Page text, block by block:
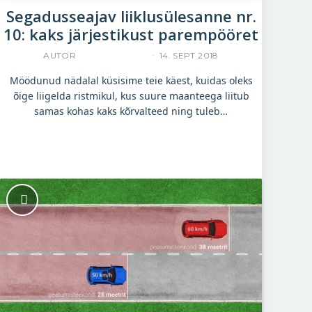
Segadusseajav liiklusülesanne nr.
10: kaks järjestikust parempööret
AUTOR 14. SEPT 2018
Möödunud nädalal küsisime teie käest, kuidas oleks
õige liigelda ristmikul, kus suure maanteega liitub
samas kohas kaks kõrvalteed ning tuleb…